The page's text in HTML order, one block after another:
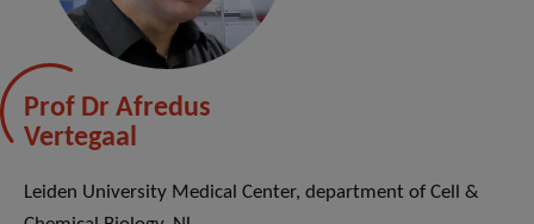
Prof Dr Afredus
Vertegaal
Leiden University Medical Center, department of Cell &